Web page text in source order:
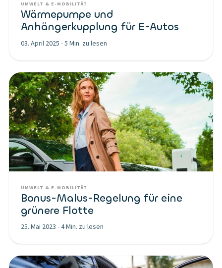
UMWELT & E-MOBILITÄT
Wärmepumpe und
Anhängerkupplung für E-Autos
03. April 2025 -5 Min. zu lesen
UMWELT & E-MOBILITÄT
Bonus-Malus-Regelung für eine
grünere Flotte
25. Mai 2023 -4 Min. zu lesen